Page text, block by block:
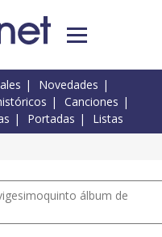
Novedades
Canciones
Portadas Listas
álbum de